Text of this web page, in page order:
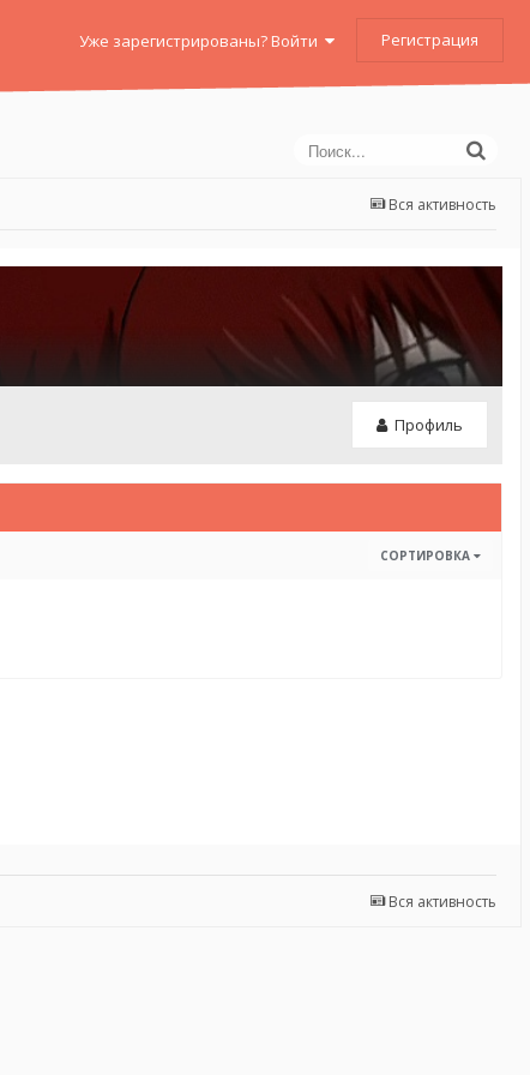
Уже зарегистрированы? Войти Регистрация
Вся активность
Профиль
СОРТИРОВКА
Вся активность